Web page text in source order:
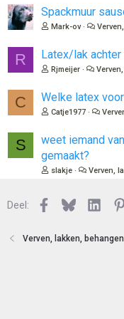
Spackmuur
Mark-ov
R Latex/lak
Rjmeijer
C Welke latex
Catje1977
S
weet iemand
gemaakt?
slakje Verven,
Deel: Facebook
Bluesky
Verven, lakken,